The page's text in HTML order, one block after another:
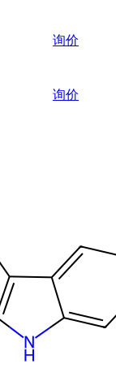
询价
询价